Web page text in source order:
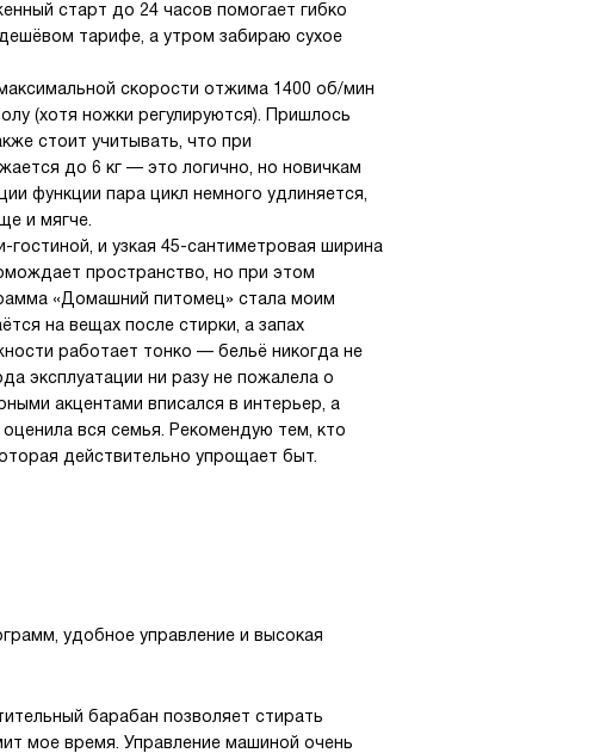
старт до 24 часов помогает гибко
тарифе, а утром забираю сухое
скорости отжима 1400 об/мин
(хотя ножки регулируются). Пришлось
стоит учитывать, что при
до 6 кг — это логично, но новичкам
функции пара цикл немного удлиняется,
и мягче.
и узкая 45-сантиметровая ширина
пространство, но при этом
«Домашний питомец» стала моим
на вещах после стирки, а запах
работает тонко — бельё никогда не
эксплуатации ни разу не пожалела о
акцентами вписался в интерьер, а
вся семья. Рекомендую тем, кто
действительно упрощает быт.
удобное управление и высокая
барабан позволяет стирать
мое время. Управление машиной очень